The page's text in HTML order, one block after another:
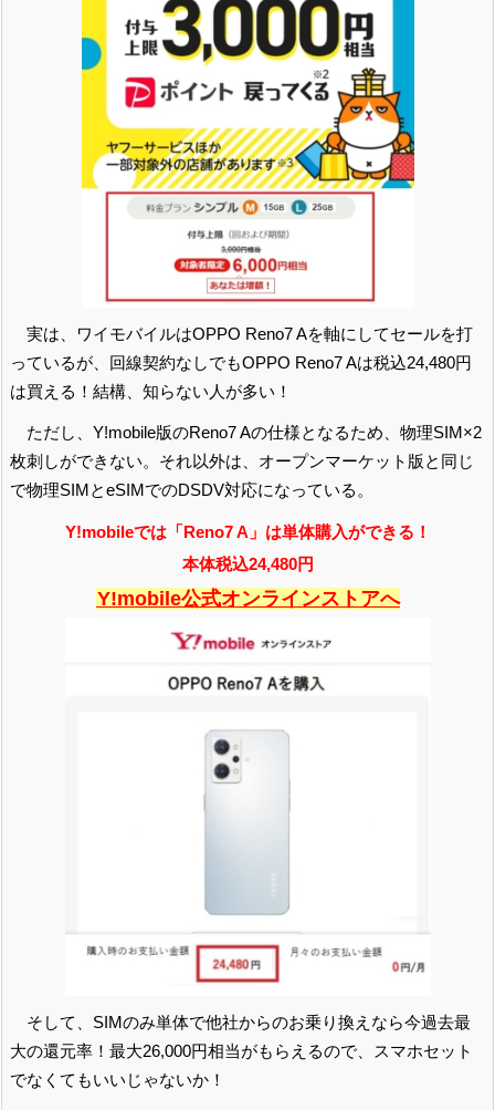
実は、ワイモバイルはOPPO Reno7 Aを軸にしてセールを打
っているが、回線契約なしでもOPPO Reno7 Aは税込24,480円
は買える！結構、知らない人が多い！
ただし、Y!mobile版のReno7 Aの仕様となるため、物理SIM×2
枚刺しができない。それ以外は、オープンマーケット版と同じ
で物理SIMとeSIMでのDSDV対応になっている。
Y!mobileでは「Reno7 A」は単体購入ができる！
本体税込24,480円
Y!mobile公式オンラインストアへ
そして、SIMのみ単体で他社からのお乗り換えなら今過去最
大の還元率！最大26,000円相当がもらえるので、スマホセット
でなくてもいいじゃないか！